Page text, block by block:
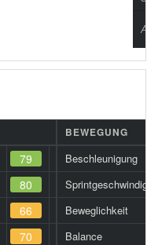
79
80
66
70
BEWEGUNG
Beschleunigung
Beweglichkeit
Balance